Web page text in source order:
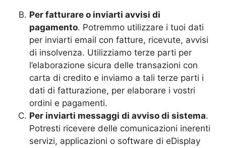
Per fatturare o inviarti avvisi di
pagamento. Potremmo utilizzare i tuoi dati
per inviarti email con fatture, ricevute, avvisi
di insolvenza. Utilizziamo terze parti per
l’elaborazione sicura delle transazioni con
carta di credito e inviamo a tali terze parti i
dati di fatturazione, per elaborare i vostri
ordini e pagamenti.
Per inviarti messaggi di avviso di sistema.
Potresti ricevere delle comunicazioni inerenti
servizi, applicazioni o software di eDisplay